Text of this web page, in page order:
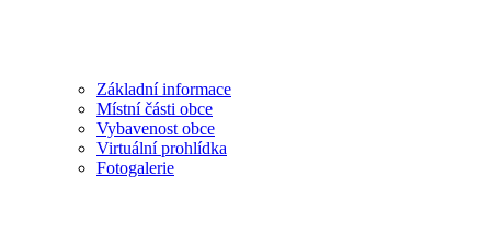
Základní informace
Místní části obce
Vybavenost obce
Virtuální prohlídka
Fotogalerie